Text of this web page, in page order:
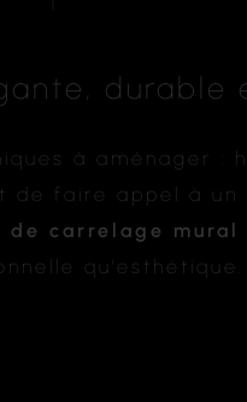
à aménager :
faire appel à un
de carrelage mural
qu’esthétique.